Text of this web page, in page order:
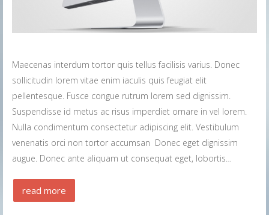
Maecenas interdum tortor quis tellus facilisis varius. Donec
sollicitudin lorem vitae enim iaculis quis feugiat elit
pellentesque. Fusce congue rutrum lorem sed dignissim.
Suspendisse id metus ac risus imperdiet ornare in vel lorem.
Nulla condimentum consectetur adipiscing elit. Vestibulum
venenatis orci non tortor accumsan Donec eget dignissim
augue. Donec ante aliquam ut consequat eget, lobortis…
read more